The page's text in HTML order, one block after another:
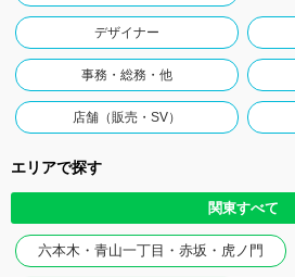
デザイナー
事務・総務・他
店舗（販売・SV）
エリアで探す
関東すべて
六本木・青山一丁目・赤坂・虎ノ門